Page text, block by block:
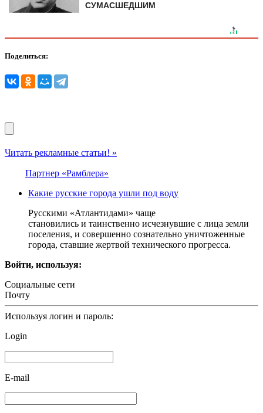
СУМАСШЕДШИМ
Поделиться:
Читать рекламные статьи! »
Партнер «Рамблера»
Какие русские города ушли под воду
Русскими «Атлантидами» чаще
становились и таинственно исчезнувшие с лица земли
поселения, и совершенно сознательно уничтоженные
города, ставшие жертвой технического прогресса.
Войти, используя:
Социальные сети
Почту
Используя логин и пароль:
Login
E-mail